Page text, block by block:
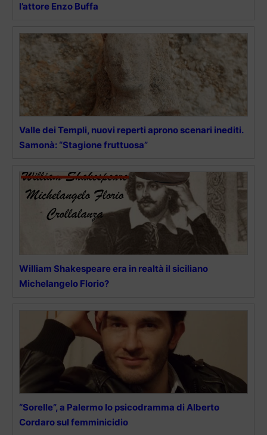
l’attore Enzo Buffa
Valle dei Templi, nuovi reperti aprono scenari inediti.
Samonà: “Stagione fruttuosa”
William Shakespeare era in realtà il siciliano
Michelangelo Florio?
“Sorelle”, a Palermo lo psicodramma di Alberto
Cordaro sul femminicidio